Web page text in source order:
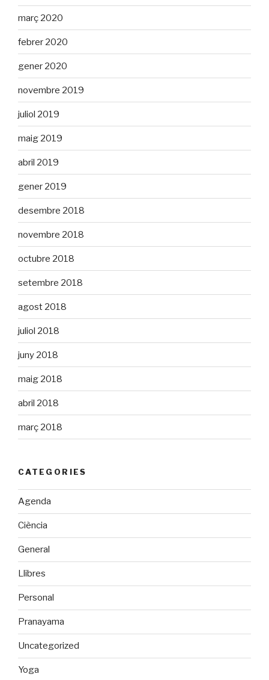
març 2020
febrer 2020
gener 2020
novembre 2019
juliol 2019
maig 2019
abril 2019
gener 2019
desembre 2018
novembre 2018
octubre 2018
setembre 2018
agost 2018
juliol 2018
juny 2018
maig 2018
abril 2018
març 2018
CATEGORIES
Agenda
Ciència
General
Llibres
Personal
Pranayama
Uncategorized
Yoga